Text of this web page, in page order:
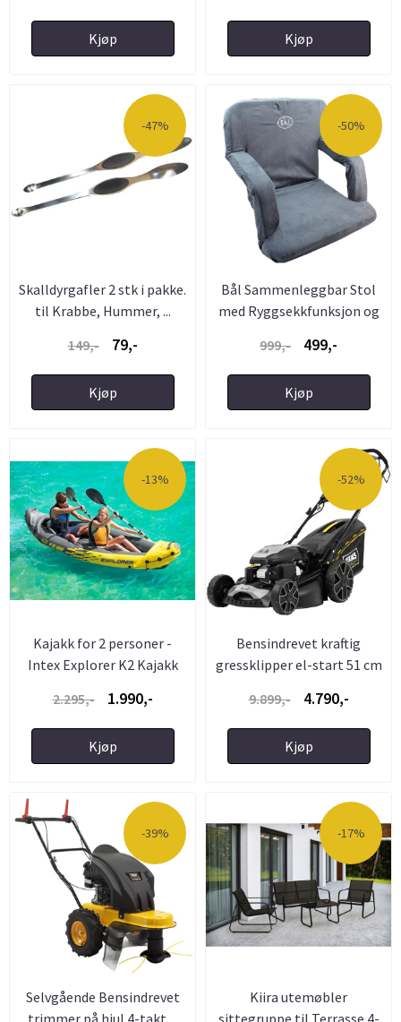
Kjøp Kjøp
-47%
Skalldyrgafler 2 stk i pakke.
til Krabbe, Hummer, ...
149,-
79,-
Kjøp
-50%
Bål Sammenleggbar Stol
med Ryggsekkfunksjon og
999,- 499,-
Kjøp
-13%
Kajakk for 2 personer -
Intex Explorer K2 Kajakk
2.295,-
1.990,-
Kjøp
-52%
Bensindrevet kraftig
gressklipper el-start 51 cm
9.899,- 4.790,-
Kjøp
-39%
Selvgående Bensindrevet
-17%
Kiira utemøbler